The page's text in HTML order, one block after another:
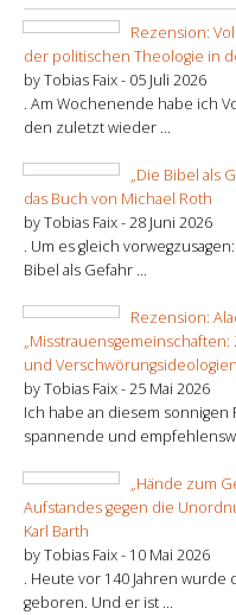
Rezension:
der politischen Theologie in
by Tobias Faix - 05 Juli 2026
. Am Wochenende habe ich
den zuletzt wieder ...
„Die Bibel als
das Buch von Michael Roth
by Tobias Faix -28 Juni 2026
. Um es gleich
Bibel als Gefahr ...
Rezension:
und
by Tobias Faix -25 Mai 2026
Ich habe an diesem
spannende und
„Hände zum
Aufstandes gegen die
Karl Barth
by Tobias Faix - 10 Mai 2026
. Heute vor 140 Jahren wurde
geboren. Und er ist ...